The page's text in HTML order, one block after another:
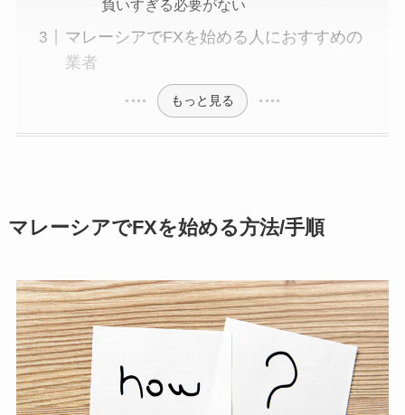
負いすぎる必要がない
マレーシアでFXを始める人におすすめの
業者
もっと見る
マレーシアでFXを始める方法/手順